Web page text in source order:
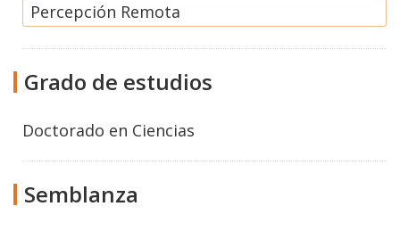
Percepción Remota
Grado de estudios
Doctorado en Ciencias
Semblanza